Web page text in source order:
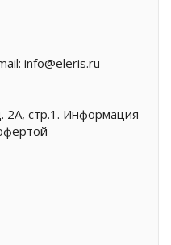
info@eleris.ru
2А, стр.1. Информация